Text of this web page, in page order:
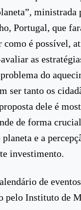
ministrada
Portugal, que
é possível,
as
do
ser tanto os
dele é
de forma
e a
investimento.
de
pelo Instituto de